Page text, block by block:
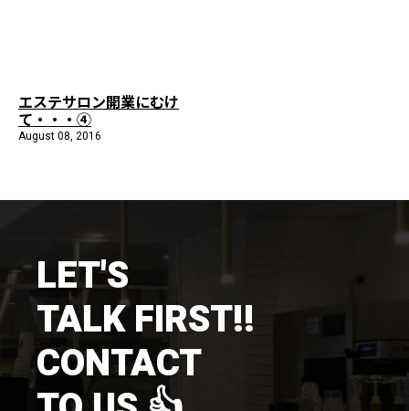
はじめての方
店舗内装工事.comの強み
採用情報会社概要
エステサロン開業にむけ
て・・・④
August 08, 2016
LET'S
TALK FIRST!!
CONTACT